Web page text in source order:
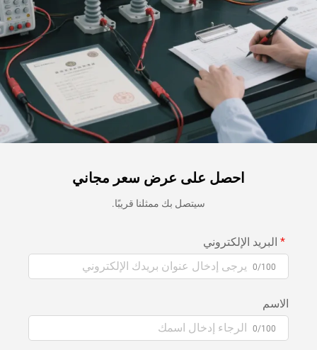
احصل على عرض سعر مجاني
سيتصل بك ممثلنا قريبًا.
البريد الإلكتروني
0/100
الاسم
0/100